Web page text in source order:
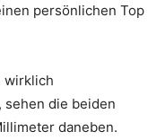
persönlichen Top
wirklich
sehen die beiden
daneben.